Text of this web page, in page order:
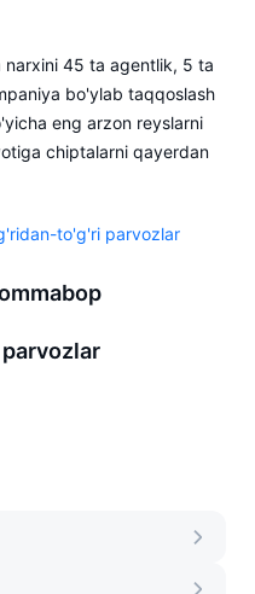
45 ta agentlik, 5 ta
bo'ylab taqqoslash
eng arzon reyslarni
chiptalarni qayerdan
to'g'ri parvozlar